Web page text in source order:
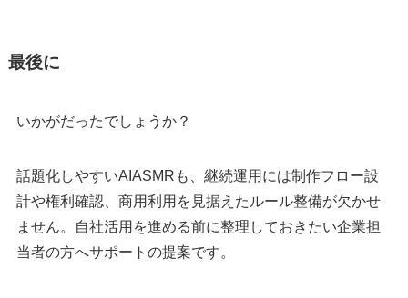
最後に
いかがだったでしょうか？
話題化しやすいAIASMRも、継続運用には制作フロー設
計や権利確認、商用利用を見据えたルール整備が欠かせ
ません。自社活用を進める前に整理しておきたい企業担
当者の方へサポートの提案です。